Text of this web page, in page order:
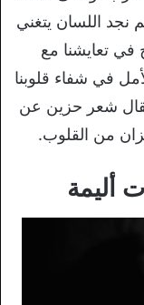
نجد اللسان يتغني
في تعايشنا مع
في شفاء قلوبنا
شعر حزين عن
من القلوب.
أليمة